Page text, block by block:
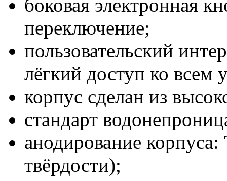
боковая электронная
переключение;
пользовательский
лёгкий доступ ко всем
корпус сделан из
стандарт
анодирование
твёрдости);